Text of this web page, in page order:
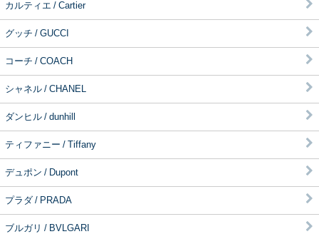
カルティエ / Cartier
グッチ / GUCCI
コーチ / COACH
シャネル / CHANEL
ダンヒル / dunhill
ティファニー / Tiffany
デュポン / Dupont
プラダ / PRADA
ブルガリ / BVLGARI